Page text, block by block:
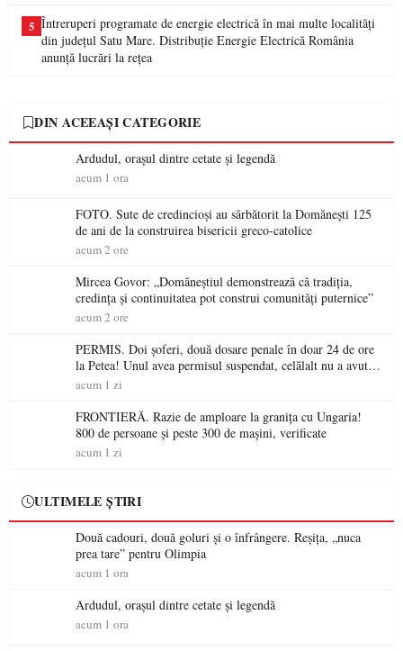
5 Întreruperi programate de energie electrică în mai multe localități
din județul Satu Mare. Distribuție Energie Electrică România
anunță lucrări la rețea
DIN ACEEAȘI CATEGORIE
Ardudul, orașul dintre cetate și legendă
acum 1 ora
FOTO. Sute de credincioși au sărbătorit la Domănești 125
de ani de la construirea bisericii greco-catolice
acum 2 ore
Mircea Govor: „Domăneștiul demonstrează că tradiția,
credința și continuitatea pot construi comunități puternice”
acum 2 ore
PERMIS. Doi șoferi, două dosare penale în doar 24 de ore
la Petea! Unul avea permisul suspendat, celălalt nu a avut
niciodată permis
acum 1 zi
FRONTIERĂ. Razie de amploare la granița cu Ungaria!
800 de persoane și peste 300 de mașini, verificate
acum 1 zi
ULTIMELE ȘTIRI
Două cadouri, două goluri și o înfrângere. Reșița, „nuca
prea tare” pentru Olimpia
acum 1 ora
Ardudul, orașul dintre cetate și legendă
acum 1 ora